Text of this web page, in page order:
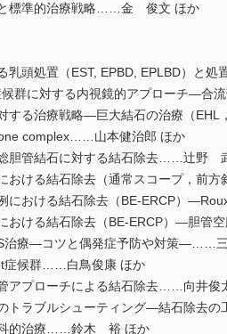
標準的治療戦略……金 俊文 ほか
乳頭処置（EST, EPBD, EPLBD）と
群に対する内視鏡的アプローチ―合
する治療戦略―巨大結石の治療（
complex……山本健治郎 ほか
胆管結石に対する結石除去……辻野
おける結石除去（通常スコープ，
における結石除去（BE-ERCP）
おける結石除去（BE-ERCP）―胆管
治療―コツと偶発症予防や対策―……
症候群……白鳥俊康 ほか
アプローチによる結石除去……向井俊
トラブルシューティング―結石除去
的治療……鈴木 裕 ほか